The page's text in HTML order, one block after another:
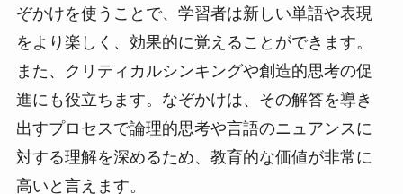
ぞかけを使うことで、学習者は新しい単語や表現
をより楽しく、効果的に覚えることができます。
また、クリティカルシンキングや創造的思考の促
進にも役立ちます。なぞかけは、その解答を導き
出すプロセスで論理的思考や言語のニュアンスに
対する理解を深めるため、教育的な価値が非常に
高いと言えます。